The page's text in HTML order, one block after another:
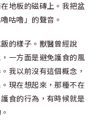
地板的磁磚上。我把盆
咕嚕」的聲音。
的樣子。獸醫曾經說
一方面是避免護食的風
我以前沒有這個概念，
現在想起來，那種不在
食的行為，有時候就是